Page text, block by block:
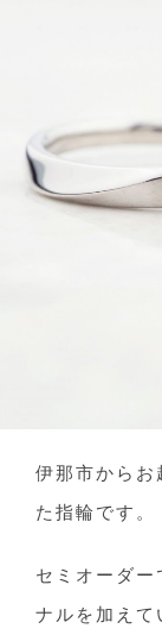
伊那市からお
た指輪です。
セミオーダ
ナルを加えて